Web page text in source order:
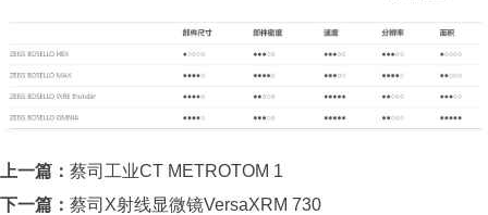
上一篇： 蔡司工业CT METROTOM 1
下一篇： 蔡司X射线显微镜VersaXRM 730